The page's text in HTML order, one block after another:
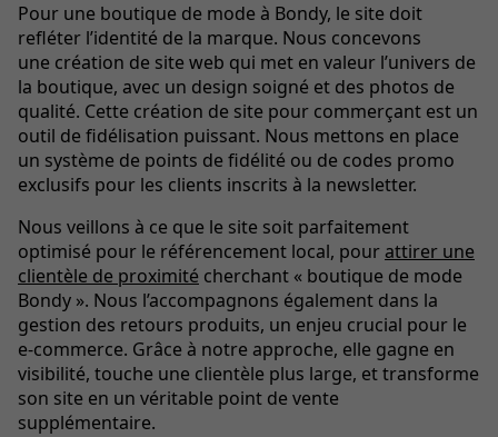
Pour une boutique de mode à Bondy, le site doit
refléter l’identité de la marque. Nous concevons
une création de site web qui met en valeur l’univers de
la boutique, avec un design soigné et des photos de
qualité. Cette création de site pour commerçant est un
outil de fidélisation puissant. Nous mettons en place
un système de points de fidélité ou de codes promo
exclusifs pour les clients inscrits à la newsletter.
Nous veillons à ce que le site soit parfaitement
optimisé pour le référencement local, pour attirer une
clientèle de proximité cherchant « boutique de mode
Bondy ». Nous l’accompagnons également dans la
gestion des retours produits, un enjeu crucial pour le
e-commerce. Grâce à notre approche, elle gagne en
visibilité, touche une clientèle plus large, et transforme
son site en un véritable point de vente
supplémentaire.